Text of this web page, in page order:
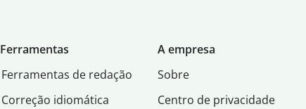
Ferramentas
Ferramentas de redação
Correção idiomática
A empresa
Sobre
Centro de privacidade